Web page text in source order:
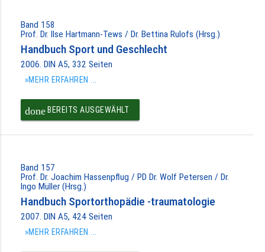
Band 158
Prof. Dr. Ilse Hartmann-Tews / Dr. Bettina Rulofs (Hrsg.)
Handbuch Sport und Geschlecht
2006. DIN A5, 332 Seiten
»MEHR ERFAHREN ...
doneBEREITS AUSGEWÄHLT
Band 157
Prof. Dr. Joachim Hassenpflug / PD Dr. Wolf Petersen / Dr.
Ingo Müller (Hrsg.)
Handbuch Sportorthopädie -traumatologie
2007. DIN A5, 424 Seiten
»MEHR ERFAHREN ...